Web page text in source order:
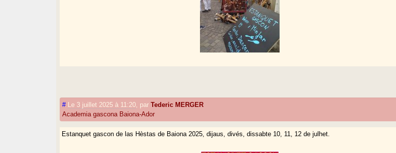
# Le 3 juillet 2025 à 11:20 parTederic MERGER
Academia gascona Baiona-Ador
Estanquet gascon de las Hèstas de Baiona 2025, dijaus, divés, dissabte 10, 11, 12 de julhet.